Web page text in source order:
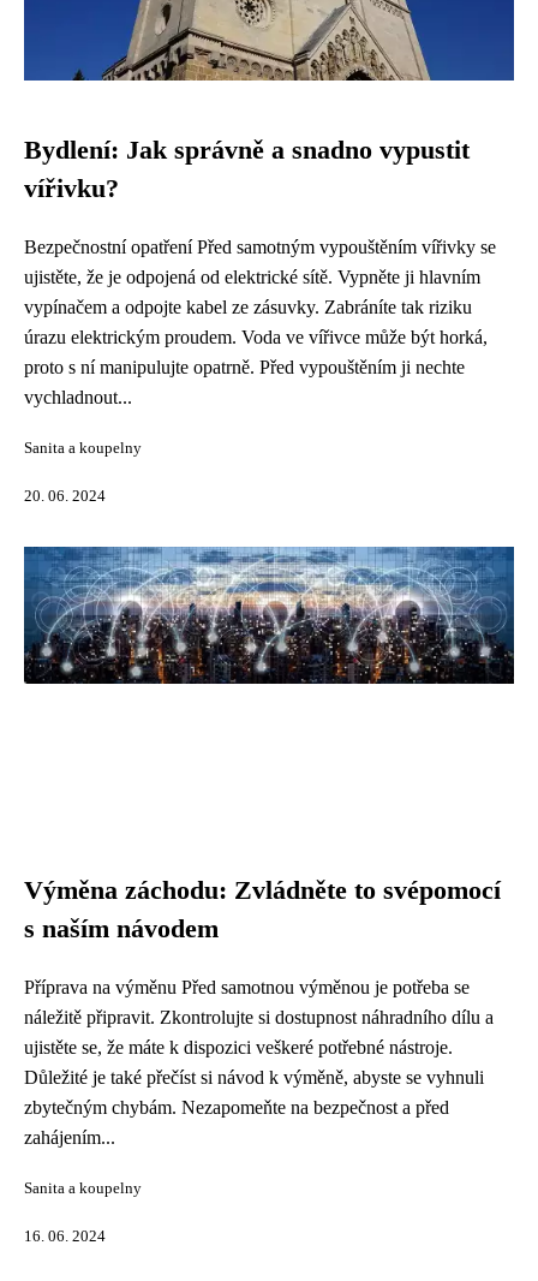
Bydlení: Jak správně a snadno vypustit
vířivku?
Bezpečnostní opatření Před samotným vypouštěním vířivky se
ujistěte, že je odpojená od elektrické sítě. Vypněte ji hlavním
vypínačem a odpojte kabel ze zásuvky. Zabráníte tak riziku
úrazu elektrickým proudem. Voda ve vířivce může být horká,
proto s ní manipulujte opatrně. Před vypouštěním ji nechte
vychladnout...
Sanita a koupelny
20. 06. 2024
Výměna záchodu: Zvládněte to svépomocí
s naším návodem
Příprava na výměnu Před samotnou výměnou je potřeba se
náležitě připravit. Zkontrolujte si dostupnost náhradního dílu a
ujistěte se, že máte k dispozici veškeré potřebné nástroje.
Důležité je také přečíst si návod k výměně, abyste se vyhnuli
zbytečným chybám. Nezapomeňte na bezpečnost a před
zahájením...
Sanita a koupelny
16. 06. 2024